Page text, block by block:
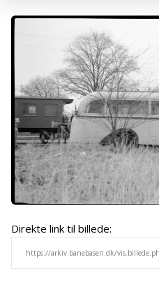
Direkte link til billede: